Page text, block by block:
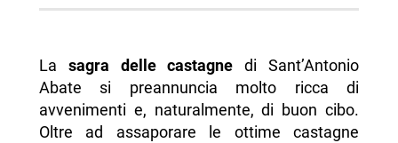
La sagra delle castagne di Sant’Antonio
Abate si preannuncia molto ricca di
avvenimenti e, naturalmente, di buon cibo.
Oltre ad assaporare le ottime castagne